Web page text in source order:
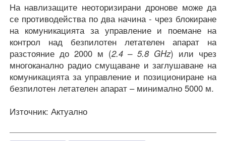
На навлизащите неоторизирани дронове може да
се противодейства по два начина - чрез блокиране
на комуникацията за управление и поемане на
контрол над безпилотен летателен апарат на
разстояние до 2000 м (2.4 – 5.8 GHz) или чрез
многоканално радио смущаване и заглушаване на
комуникацията за управление и позициониране на
безпилотен летателен апарат – минимално 5000 м.
Източник: Актуално